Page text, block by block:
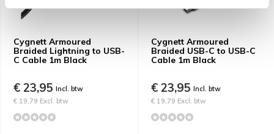
Cygnett Armoured
Braided Lightning to USB-
C Cable 1m Black
€ 23,95 Incl. btw
€ 19,79 Excl. btw
Cygnett Armoured
Braided USB-C to USB-C
Cable 1m Black
€ 23,95 Incl. btw
€ 19,79 Excl. btw